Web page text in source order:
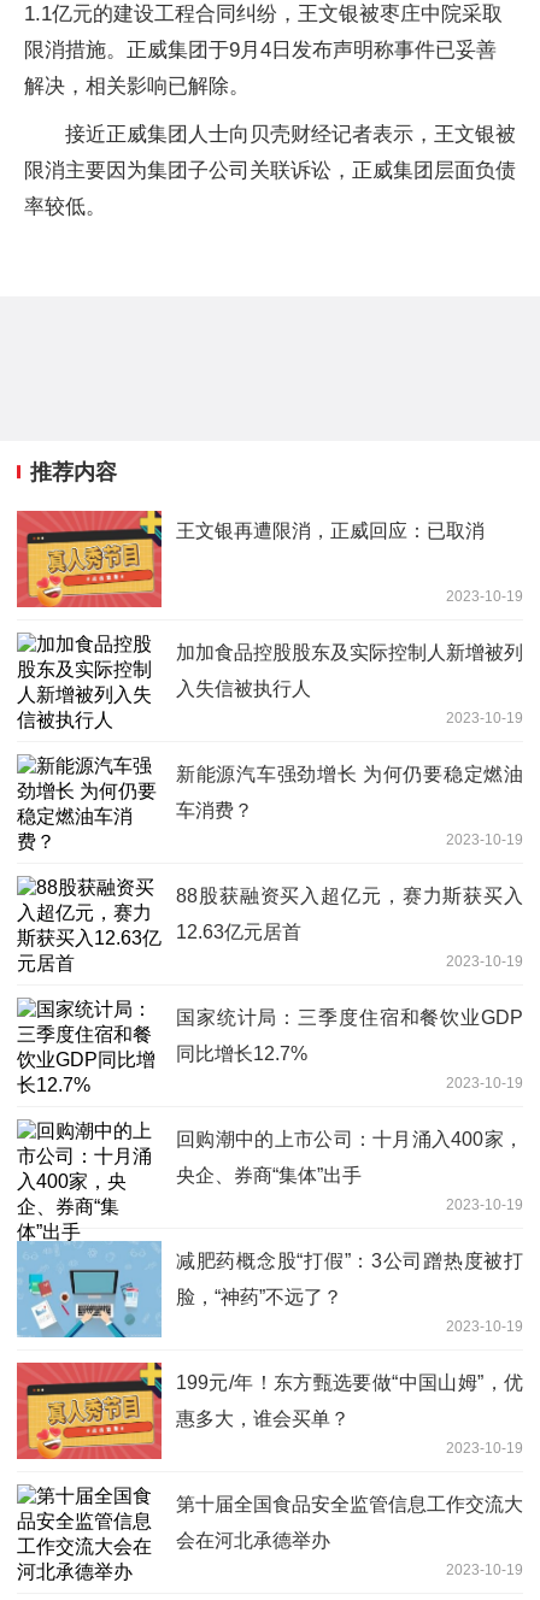
1.1亿元的建设工程合同纠纷，王文银被枣庄中院采取
限消措施。正威集团于9月4日发布声明称事件已妥善
解决，相关影响已解除。
接近正威集团人士向贝壳财经记者表示，王文银被
限消主要因为集团子公司关联诉讼，正威集团层面负债
率较低。
推荐内容
王文银再遭限消，正威回应：已取消
2023-10-19
加加食品控股股东及实际控制人新增被列
入失信被执行人
2023-10-19
新能源汽车强劲增长 为何仍要稳定燃油
车消费？
2023-10-19
88股获融资买入超亿元，赛力斯获买入
12.63亿元居首
2023-10-19
国家统计局：三季度住宿和餐饮业GDP
同比增长12.7%
2023-10-19
回购潮中的上市公司：十月涌入400家，
央企、券商“集体”出手
2023-10-19
减肥药概念股“打假”：3公司蹭热度被打
脸，“神药”不远了？
2023-10-19
199元/年！东方甄选要做“中国山姆”，优
惠多大，谁会买单？
2023-10-19
第十届全国食品安全监管信息工作交流大
会在河北承德举办
2023-10-19